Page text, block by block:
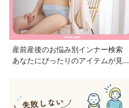
産前産後のお悩み別インナー検索
あなたにぴったりのアイテムが見つ